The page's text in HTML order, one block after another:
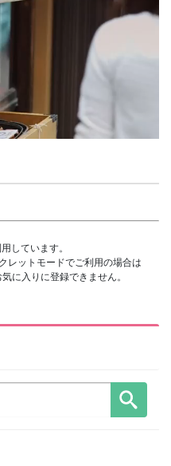
しています。
レットモードでご利用の場合は
に入りに登録できません。